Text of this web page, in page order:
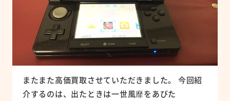
またまた高価買取させていただきました。 今回紹
介するのは、出たときは一世風靡をあびた